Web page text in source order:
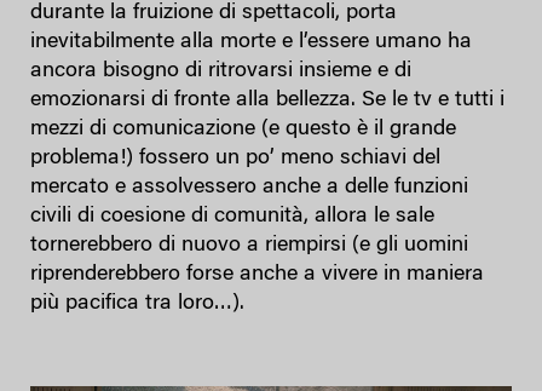
durante la fruizione di spettacoli, porta
inevitabilmente alla morte e l’essere umano ha
ancora bisogno di ritrovarsi insieme e di
emozionarsi di fronte alla bellezza. Se le tv e tutti i
mezzi di comunicazione (e questo è il grande
problema!) fossero un po’ meno schiavi del
mercato e assolvessero anche a delle funzioni
civili di coesione di comunità, allora le sale
tornerebbero di nuovo a riempirsi (e gli uomini
riprenderebbero forse anche a vivere in maniera
più pacifica tra loro…).